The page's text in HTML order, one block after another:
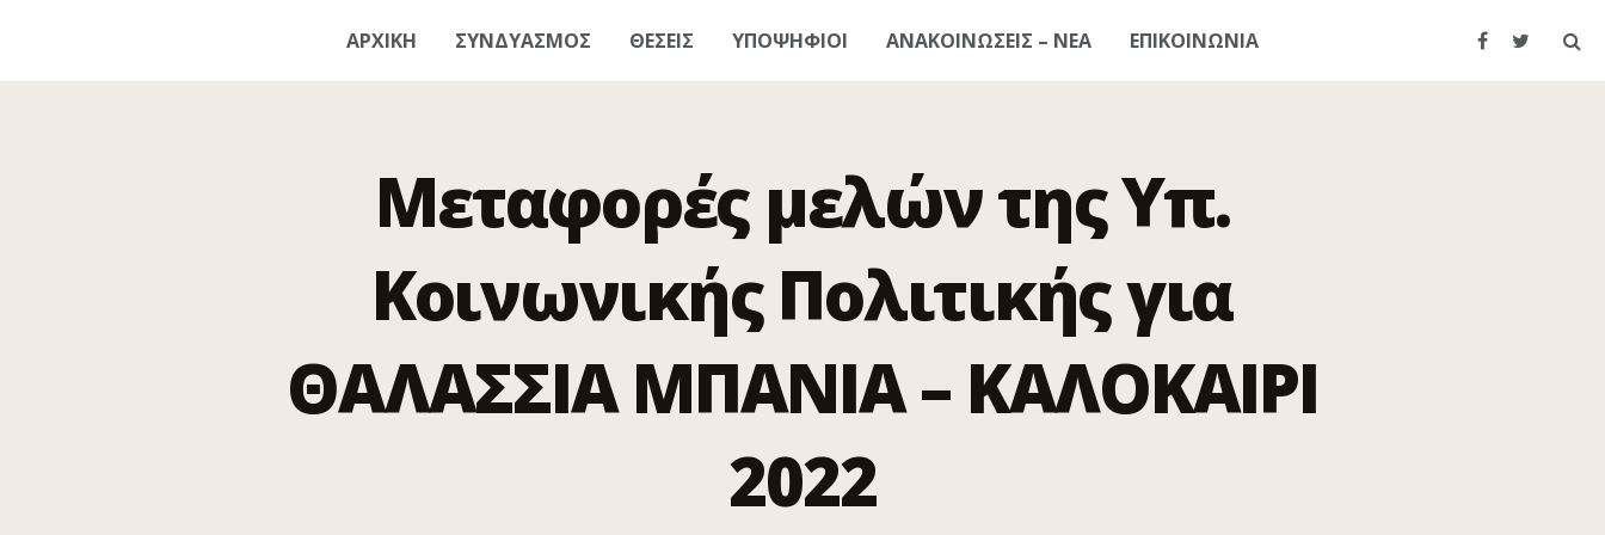
ΑΡΧΙΚΗ ΣΥΝΔΥΑΣΜΟΣ ΘΕΣΕΙΣ ΥΠΟΨΗΦΙΟΙ ΑΝΑΚΟΙΝΩΣΕΙΣ – ΝΕΑ ΕΠΙΚΟΙΝΩΝΙΑ
Μεταφορές μελών της Υπ.
Κοινωνικής Πολιτικής για
ΘΑΛΑΣΣΙΑ ΜΠΑΝΙΑ – ΚΑΛΟΚΑΙΡΙ
2022